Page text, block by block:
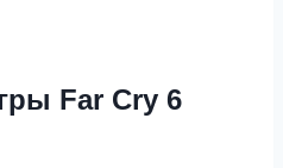
Far Cry 6